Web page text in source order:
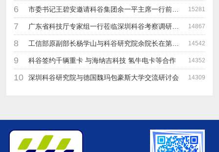
6 市委书记王碧安邀请科谷集团余一平主席一行前往工业转移园考察合作 15281
7 广东省科技厅专家组一行莅临深圳科谷考察调研“未来能源中心”项目 14867
8 工信部原副部长杨学山与科谷研究院余院长在第九届中电博览会交流 14542
9 科谷签约千辆重卡 与海纳吉科技 氢牛电卡等合作 14352
10 深圳科谷研究院与德国魏玛包豪斯大学交流研讨会 14309